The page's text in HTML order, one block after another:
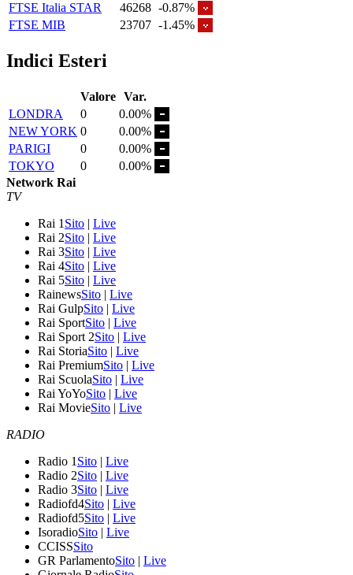
FTSE Italia STAR
46268 -0.87%
FTSE MIB
23707 -1.45%
Indici Esteri
Valore Var.
LONDRA
0
0.00%
NEW YORK 0
0.00%
PARIGI
0
0.00%
TOKYO
0
0.00%
Network Rai
TV
Rai 1 Sito | Live
Rai 2Sito | Live
Rai 3Sito | Live
Rai 4Sito | Live
Rai 5Sito | Live
RainewsSito | Live
Rai GulpSito | Live
Rai SportSito | Live
Rai Sport 2Sito | Live
Rai StoriaSito | Live
Rai PremiumSito | Live
Rai ScuolaSito | Live
Rai YoYoSito | Live
Rai MovieSito | Live
RADIO
Radio 1 Sito | Live
Radio 2Sito | Live
Radio 3Sito | Live
Radiofd4Sito | Live
Radiofd5Sito | Live
IsoradioSito | Live
CCISSSito
GR ParlamentoSito | Live